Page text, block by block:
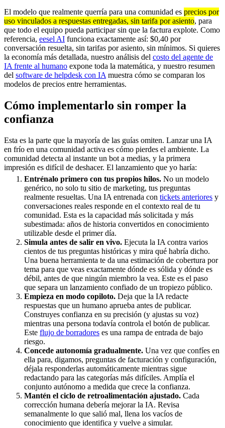
El modelo que realmente querría para una comunidad es precios por
uso vinculados a respuestas entregadas, sin tarifa por asiento, para
que todo el equipo pueda participar sin que la factura explote. Como
referencia, eesel AI funciona exactamente así: $0,40 por
conversación resuelta, sin tarifas por asiento, sin mínimos. Si quieres
la economía más detallada, nuestro análisis del costo del agente de
IA frente al humano expone toda la matemática, y nuestro resumen
del software de helpdesk con IAmuestra cómo se comparan los
modelos de precios entre herramientas.
Cómo implementarlo sin romper la
confianza
Esta es la parte que la mayoría de las guías omiten. Lanzar una IA
en frío en una comunidad activa es cómo pierdes el ambiente. La
comunidad detecta al instante un bot a medias, y la primera
impresión es difícil de deshacer. El lanzamiento que yo haría:
Entrénalo primero con tus propios hilos. No un modelo
genérico, no solo tu sitio de marketing, tus preguntas
realmente resueltas. Una IA entrenada con tickets anteriores y
conversaciones reales responde en el contexto real de tu
comunidad. Esta es la capacidad más solicitada y más
subestimada: años de historia convertidos en conocimiento
utilizable desde el primer día.
Simula antes de salir en vivo. Ejecuta la IA contra varios
cientos de tus preguntas históricas y mira qué habría dicho.
Una buena herramienta te da una estimación de cobertura por
tema para que veas exactamente dónde es sólida y dónde es
débil, antes de que ningún miembro la vea. Este es el paso
que separa un lanzamiento confiado de un tropiezo público.
Empieza en modo copiloto. Deja que la IA redacte
respuestas que un humano aprueba antes de publicar.
Construyes confianza en su precisión (y ajustas su voz)
mientras una persona todavía controla el botón de publicar.
Este flujo de borradores es una rampa de entrada de bajo
riesgo.
Concede autonomía gradualmente. Una vez que confíes en
ella para, digamos, preguntas de facturación y configuración,
déjala responderlas automáticamente mientras sigue
redactando para las categorías más difíciles. Amplía el
conjunto autónomo a medida que crece la confianza.
Mantén el ciclo de retroalimentación ajustado. Cada
corrección humana debería mejorar la IA. Revisa
semanalmente lo que salió mal, llena los vacíos de
conocimiento que identifica y vuelve a simular.